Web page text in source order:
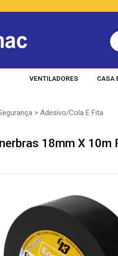
VENTILADORES CASA
> Adesivo/Cola E Fita
18mm X 10m